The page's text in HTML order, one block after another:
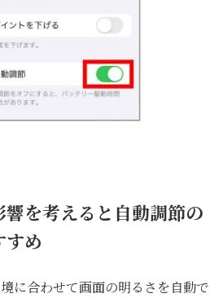
を考えると自動調節の
すめ
に合わせて画面の明るさを自動で